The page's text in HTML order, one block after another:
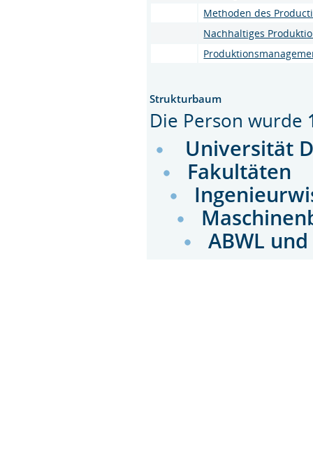
Methoden des
Nachhaltiges
Strukturbaum
Die Person wurde
Universität
Fakultäten
ABWL